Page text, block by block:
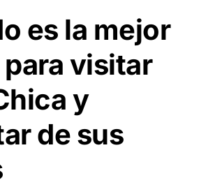
es la mejor
visitar
y
de sus